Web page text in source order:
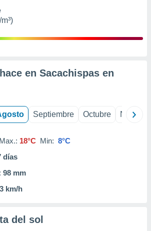
en Sacachispas en
Septiembre Octubre
Max.: 18°C Min: 8°C
días
98 mm
km/h
del sol